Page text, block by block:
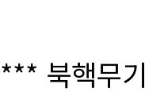
*** 북핵무